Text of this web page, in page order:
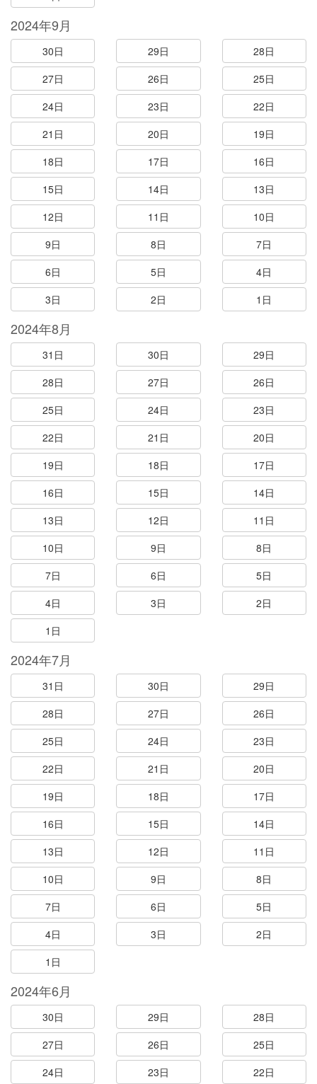
2024年9月
30日 29日
28日
27日
26日
25日
24日
23日
22日
21日
20日
19日
18日
17日
16日
15日
14日
13日
12日
11日
10日
9日
8日
7日
6日
5日
4日
3日
2日 1日
2024年8月
31日 30日
29日
28日
27日
26日
25日
24日
23日
22日
21日
20日
19日
18日
17日
16日
15日
14日
13日
12日
11日
10日
9日
8日
7日
6日
5日
4日
3日
2日
1日
2024年7月
31日 30日
29日
28日
27日
26日
25日
24日
23日
22日
21日
20日
19日
18日
17日
16日
15日
14日
13日
12日
11日
10日
9日
8日
7日
6日
5日
4日
3日
2日
1日
2024年6月
30日 29日
28日
27日
26日
25日
24日
23日
22日